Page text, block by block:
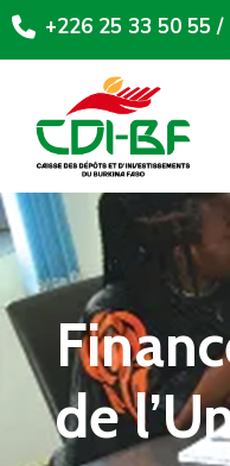
+226 25 33 50 55
de